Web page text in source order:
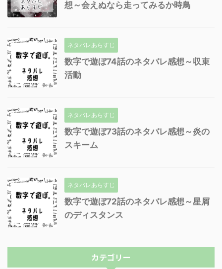
想～会えぬなら走ってみるか時鳥
ネタバレあらすじ
数字で遊ぼ74話のネタバレ感想～収束
活動
ネタバレあらすじ
数字で遊ぼ73話のネタバレ感想～炎の
スキーム
ネタバレあらすじ
数字で遊ぼ72話のネタバレ感想～星屑
のディスタンス
カテゴリー